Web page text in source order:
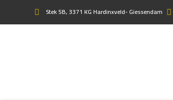
Stek 5B, 3371 KG Hardinxveld- Giessendam